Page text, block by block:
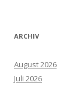
ARCHIV
August 2026
Juli 2026